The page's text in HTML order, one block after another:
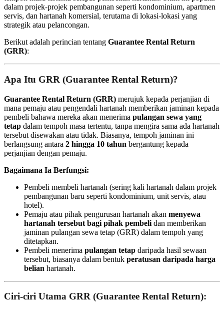
dalam projek-projek pembangunan seperti kondominium, apartmen
servis, dan hartanah komersial, terutama di lokasi-lokasi yang
strategik atau pelancongan.
Berikut adalah perincian tentang Guarantee Rental Return
(GRR):
Apa Itu GRR (Guarantee Rental Return)?
Guarantee Rental Return (GRR) merujuk kepada perjanjian di
mana pemaju atau pengendali hartanah memberikan jaminan kepada
pembeli bahawa mereka akan menerima pulangan sewa yang
tetap dalam tempoh masa tertentu, tanpa mengira sama ada hartanah
tersebut disewakan atau tidak. Biasanya, tempoh jaminan ini
berlangsung antara 2 hingga 10 tahun bergantung kepada
perjanjian dengan pemaju.
Bagaimana Ia Berfungsi:
Pembeli membeli hartanah (sering kali hartanah dalam projek
pembangunan baru seperti kondominium, unit servis, atau
hotel).
Pemaju atau pihak pengurusan hartanah akan menyewa
hartanah tersebut bagi pihak pembeli dan memberikan
jaminan pulangan sewa tetap (GRR) dalam tempoh yang
ditetapkan.
Pembeli menerima pulangan tetap daripada hasil sewaan
tersebut, biasanya dalam bentuk peratusan daripada harga
belian hartanah.
Ciri-ciri Utama GRR (Guarantee Rental Return):